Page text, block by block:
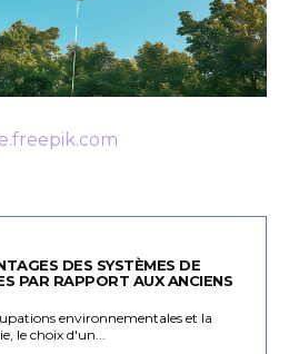
DES SYSTÈMES DE
PAR RAPPORT AUX ANCIENS
environnementales et la
le choix d'un...